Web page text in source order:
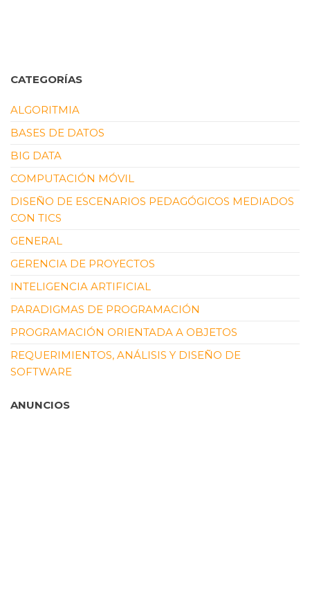
CATEGORÍAS
ALGORITMIA
BASES DE DATOS
BIG DATA
COMPUTACIÓN MÓVIL
DISEÑO DE ESCENARIOS PEDAGÓGICOS MEDIADOS
CON TICS
GENERAL
GERENCIA DE PROYECTOS
INTELIGENCIA ARTIFICIAL
PARADIGMAS DE PROGRAMACIÓN
PROGRAMACIÓN ORIENTADA A OBJETOS
REQUERIMIENTOS, ANÁLISIS Y DISEÑO DE
SOFTWARE
ANUNCIOS